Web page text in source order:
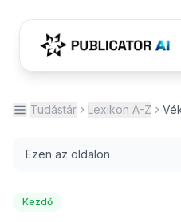
Tudástár Lexikon A-Z
Ezen az oldalon
Kezdő